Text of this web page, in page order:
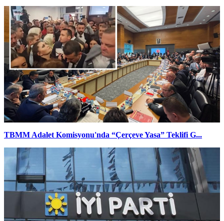
TBMM Adalet Komisyonu'nda “Çerçeve Yasa” Teklifi G...